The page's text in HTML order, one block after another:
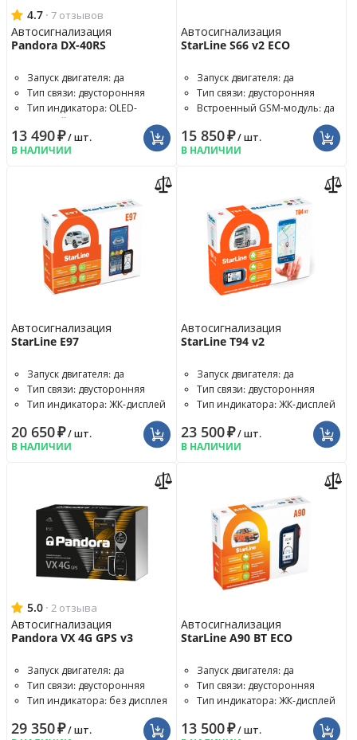
4.7 · 7 отзывов
Автосигнализация
Pandora DX-40RS
Запуск двигателя: да
Тип связи: двусторонняя
Тип индикатора: OLED-
дисплей
13 490₽/ шт.
В НАЛИЧИИ
Автосигнализация
StarLine S66 v2 ECO
Запуск двигателя: да
Тип связи: двусторонняя
Встроенный GSM-модуль: да
15 850₽/ шт.
В НАЛИЧИИ
Автосигнализация
StarLine E97
Запуск двигателя: да
Тип связи: двусторонняя
Тип индикатора: ЖК-дисплей
20 650₽/ шт.
В НАЛИЧИИ
Автосигнализация
StarLine T94 v2
Запуск двигателя: да
Тип связи: двусторонняя
Тип индикатора: ЖК-дисплей
23 500₽/ шт.
В НАЛИЧИИ
5.0 · 2 отзыва
Автосигнализация
Pandora VX 4G GPS v3
Запуск двигателя: да
Тип связи: двусторонняя
Тип индикатора: без дисплея
29 350₽/ шт.
Автосигнализация
StarLine A90 BT ECO
Запуск двигателя: да
Тип связи: двусторонняя
Тип индикатора: ЖК-дисплей
13 500₽/ шт.